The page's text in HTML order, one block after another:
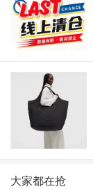
大家都在抢